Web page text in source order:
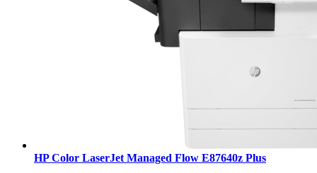
HP Color LaserJet Managed Flow E87640z Plus